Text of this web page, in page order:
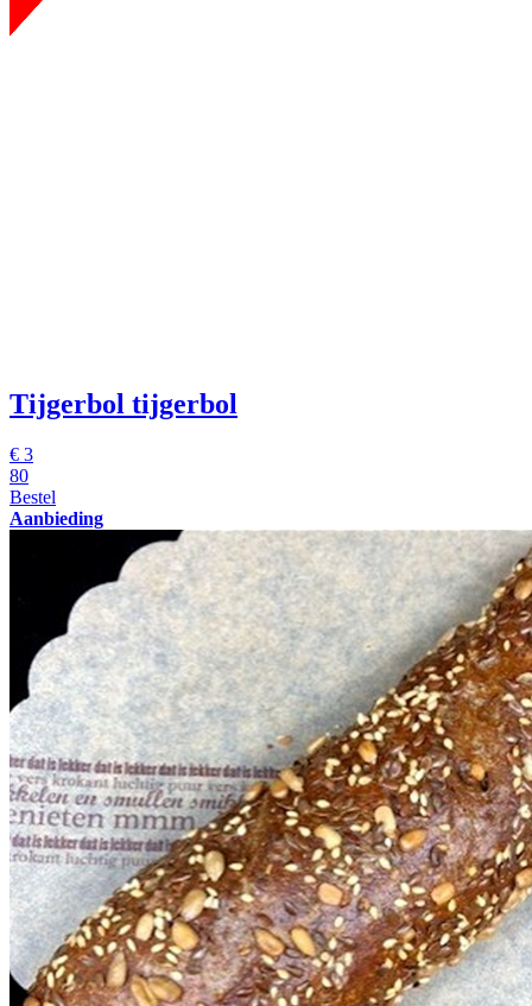
Tijgerbol tijgerbol
€ 3
80
Bestel
Aanbieding